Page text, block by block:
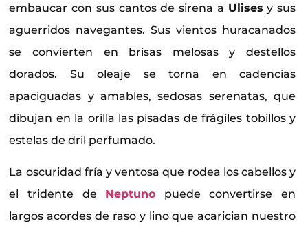
embaucar con sus cantos de sirena a Ulises y sus
aguerridos navegantes. Sus vientos huracanados
se convierten en brisas melosas y destellos
dorados. Su oleaje se torna en cadencias
apaciguadas y amables, sedosas serenatas, que
dibujan en la orilla las pisadas de frágiles tobillos y
estelas de dril perfumado.
La oscuridad fría y ventosa que rodea los cabellos y
el tridente de Neptuno puede convertirse en
largos acordes de raso y lino que acarician nuestro